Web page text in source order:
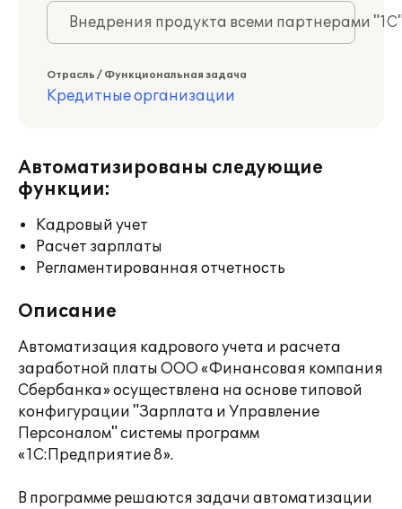
Внедрения продукта всеми партнерами
Отрасль / Функциональная задача
Кредитные организации
Автоматизированы следующие
функции:
Кадровый учет
Расчет зарплаты
Регламентированная отчетность
Описание
Автоматизация кадрового учета и расчета
заработной платы ООО «Финансовая компания
Сбербанка» осуществлена на основе типовой
конфигурации "Зарплата и Управление
Персоналом" системы программ
«1С:Предприятие 8».
В программе решаются задачи автоматизации